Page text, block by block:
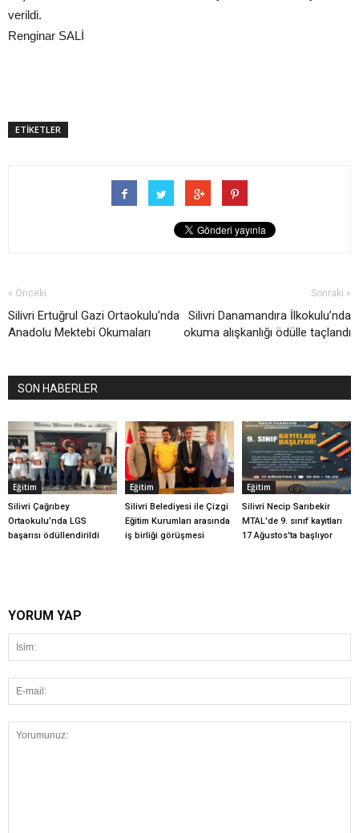
verildi.
Renginar SALİ
ETİKETLER
« Önceki
Silivri Ertuğrul Gazi Ortaokulu'nda
Anadolu Mektebi Okumaları
Sonraki »
Silivri Danamandıra İlkokulu’nda
okuma alışkanlığı ödülle taçlandı
SON HABERLER
Eğitim
Silivri Çağrıbey
Ortaokulu’nda LGS
başarısı ödüllendirildi
Eğitim
Silivri Belediyesi ile Çizgi
Eğitim Kurumları arasında
iş birliği görüşmesi
Eğitim
Silivri Necip Sarıbekir
MTAL'de 9. sınıf kayıtları
17 Ağustos'ta başlıyor
YORUM YAP